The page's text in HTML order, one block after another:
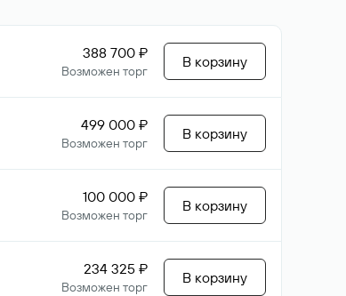
388 700 ₽
Возможен торг
В корзину
499 000 ₽
Возможен торг
В корзину
100 000 ₽
Возможен торг
В корзину
234 325 ₽
Возможен торг
В корзину